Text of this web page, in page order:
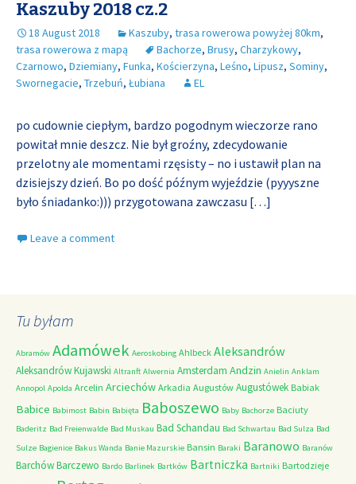
Kaszuby 2018 cz.2
18 August 2018 Kaszuby, trasa rowerowa powyżej 80km,
trasa rowerowa z mapą
Bachorze, Brusy, Charzykowy,
Czarnowo, Dziemiany, Funka, Kościerzyna, Leśno, Lipusz, Sominy,
Swornegacie, Trzebuń, Łubiana EL
po cudownie ciepłym, bardzo pogodnym wieczorze rano
powitał mnie deszcz. Nie był groźny, zdecydowanie
przelotny ale momentami rzęsisty – no i ustawił plan na
dzisiejszy dzień. Bo po dość późnym wyjeździe (pyyyszne
było śniadanko:))) przygotowana zawczasu […]
Leave a comment
Tu byłam
Abramów Adamówek Aeroskobing Ahlbeck Aleksandrów
Aleksandrów Kujawski Altranft Alwernia Amsterdam Andzin Anielin Anklam
Annopol Apolda Arcelin Arciechów Arkadia Augustów Augustówek Babiak
Babice Babimost Babin Babięta Baboszewo Baby Bachorze Baciuty
Baderitz Bad Freienwalde Bad Muskau Bad Schandau Bad Schwartau Bad Sulza Bad
Sulze Bagienice Bakus Wanda Banie Mazurskie Bansin Baraki Baranowo Baranów
BarchówBarczewo Bardo Barlinek Bartków Bartniczka Bartniki Bartodzieje